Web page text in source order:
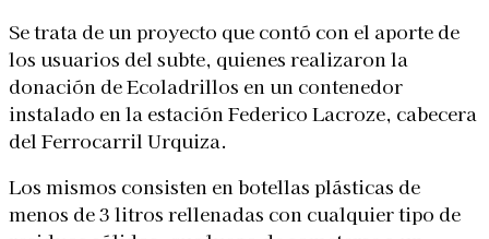
Se trata de un proyecto que contó con el aporte de
los usuarios del subte, quienes realizaron la
donación de Ecoladrillos en un contenedor
instalado en la estación Federico Lacroze, cabecera
del Ferrocarril Urquiza.
Los mismos consisten en botellas plásticas de
menos de 3 litros rellenadas con cualquier tipo de